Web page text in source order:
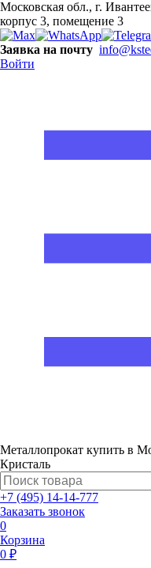
Московская обл., г.
корпус 3, помещение 3
Заявка на почту
Войти
Металлопрокат купить в
Кристаль
+7 (495) 14-14-777
Заказать звонок
0
Корзина
0 ₽